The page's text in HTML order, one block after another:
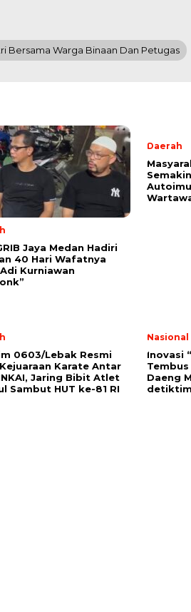
Bersama Warga Binaan Dan Petugas
Jaya Medan Hadiri
40 Hari Wafatnya
Kurniawan
Daerah
0603/Lebak Resmi
Karate Antar
Jaring Bibit Atlet
Sambut HUT ke-81 RI
Nasional
Inovasi
Daeng